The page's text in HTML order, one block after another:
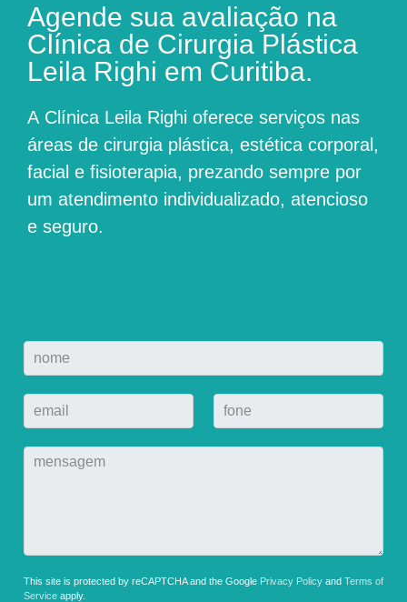
Agende sua avaliação na
Clínica de Cirurgia Plástica
Leila Righi em Curitiba.
A Clínica Leila Righi oferece serviços nas
áreas de cirurgia plástica, estética corporal,
facial e fisioterapia, prezando sempre por
um atendimento individualizado, atencioso
e seguro.
This site is protected by reCAPTCHA and the Google Privacy Policy and Terms of
Service apply.